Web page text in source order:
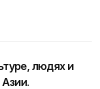
людях и